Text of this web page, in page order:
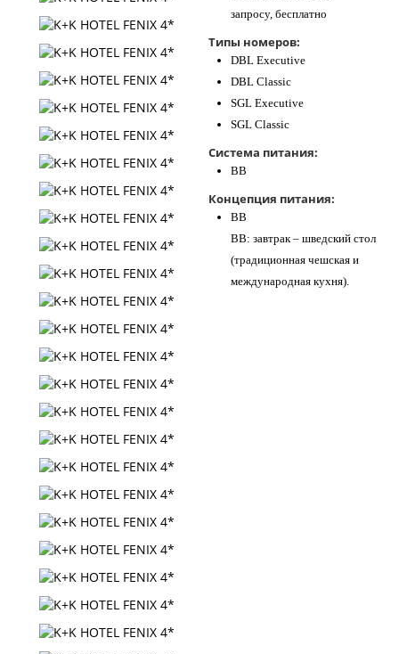
запросу, бесплатно
Типы номеров:
DBL Executive
DBL Classic
SGL Executive
SGL Classic
Система питания:
BB
Концепция питания:
BB
BB: завтрак – шведский стол
(традиционная чешская и
международная кухня).